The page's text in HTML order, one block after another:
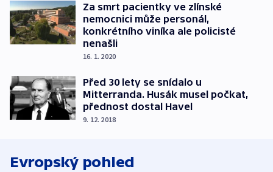
Za smrt pacientky ve zlínské
nemocnici může personál,
konkrétního viníka ale policisté
nenašli
16. 1. 2020
Před 30 lety se snídalo u
Mitterranda. Husák musel počkat,
přednost dostal Havel
9. 12. 2018
Evropský pohled